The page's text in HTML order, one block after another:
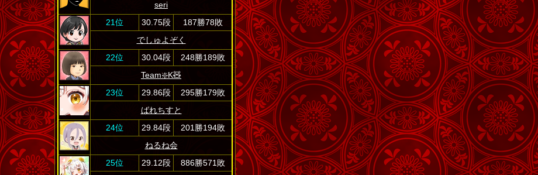
seri
21位
30.75段
187勝78敗
でしゅよぞく
22位
30.04段
248勝189敗
Team❇️K🧸
23位
29.86段
295勝179敗
ばれちすと
24位
29.84段
201勝194敗
ねるね会
25位
29.12段 886勝571敗